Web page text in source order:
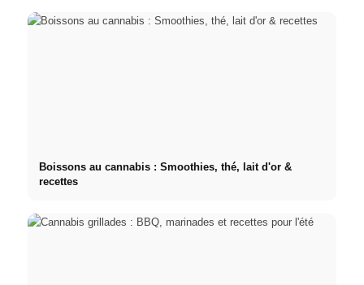
Boissons au cannabis : Smoothies, thé, lait d'or &
recettes